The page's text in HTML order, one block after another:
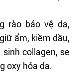
rào bảo vệ da,
ẩm, kiềm dầu,
collagen, se
oxy hóa da.